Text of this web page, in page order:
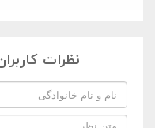
نظرات